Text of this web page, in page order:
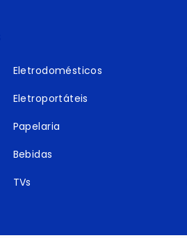
Eletrodomésticos
Eletroportáteis
Papelaria
Bebidas
TVs